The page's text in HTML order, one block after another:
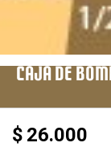
CAJA DE
$ 26.000